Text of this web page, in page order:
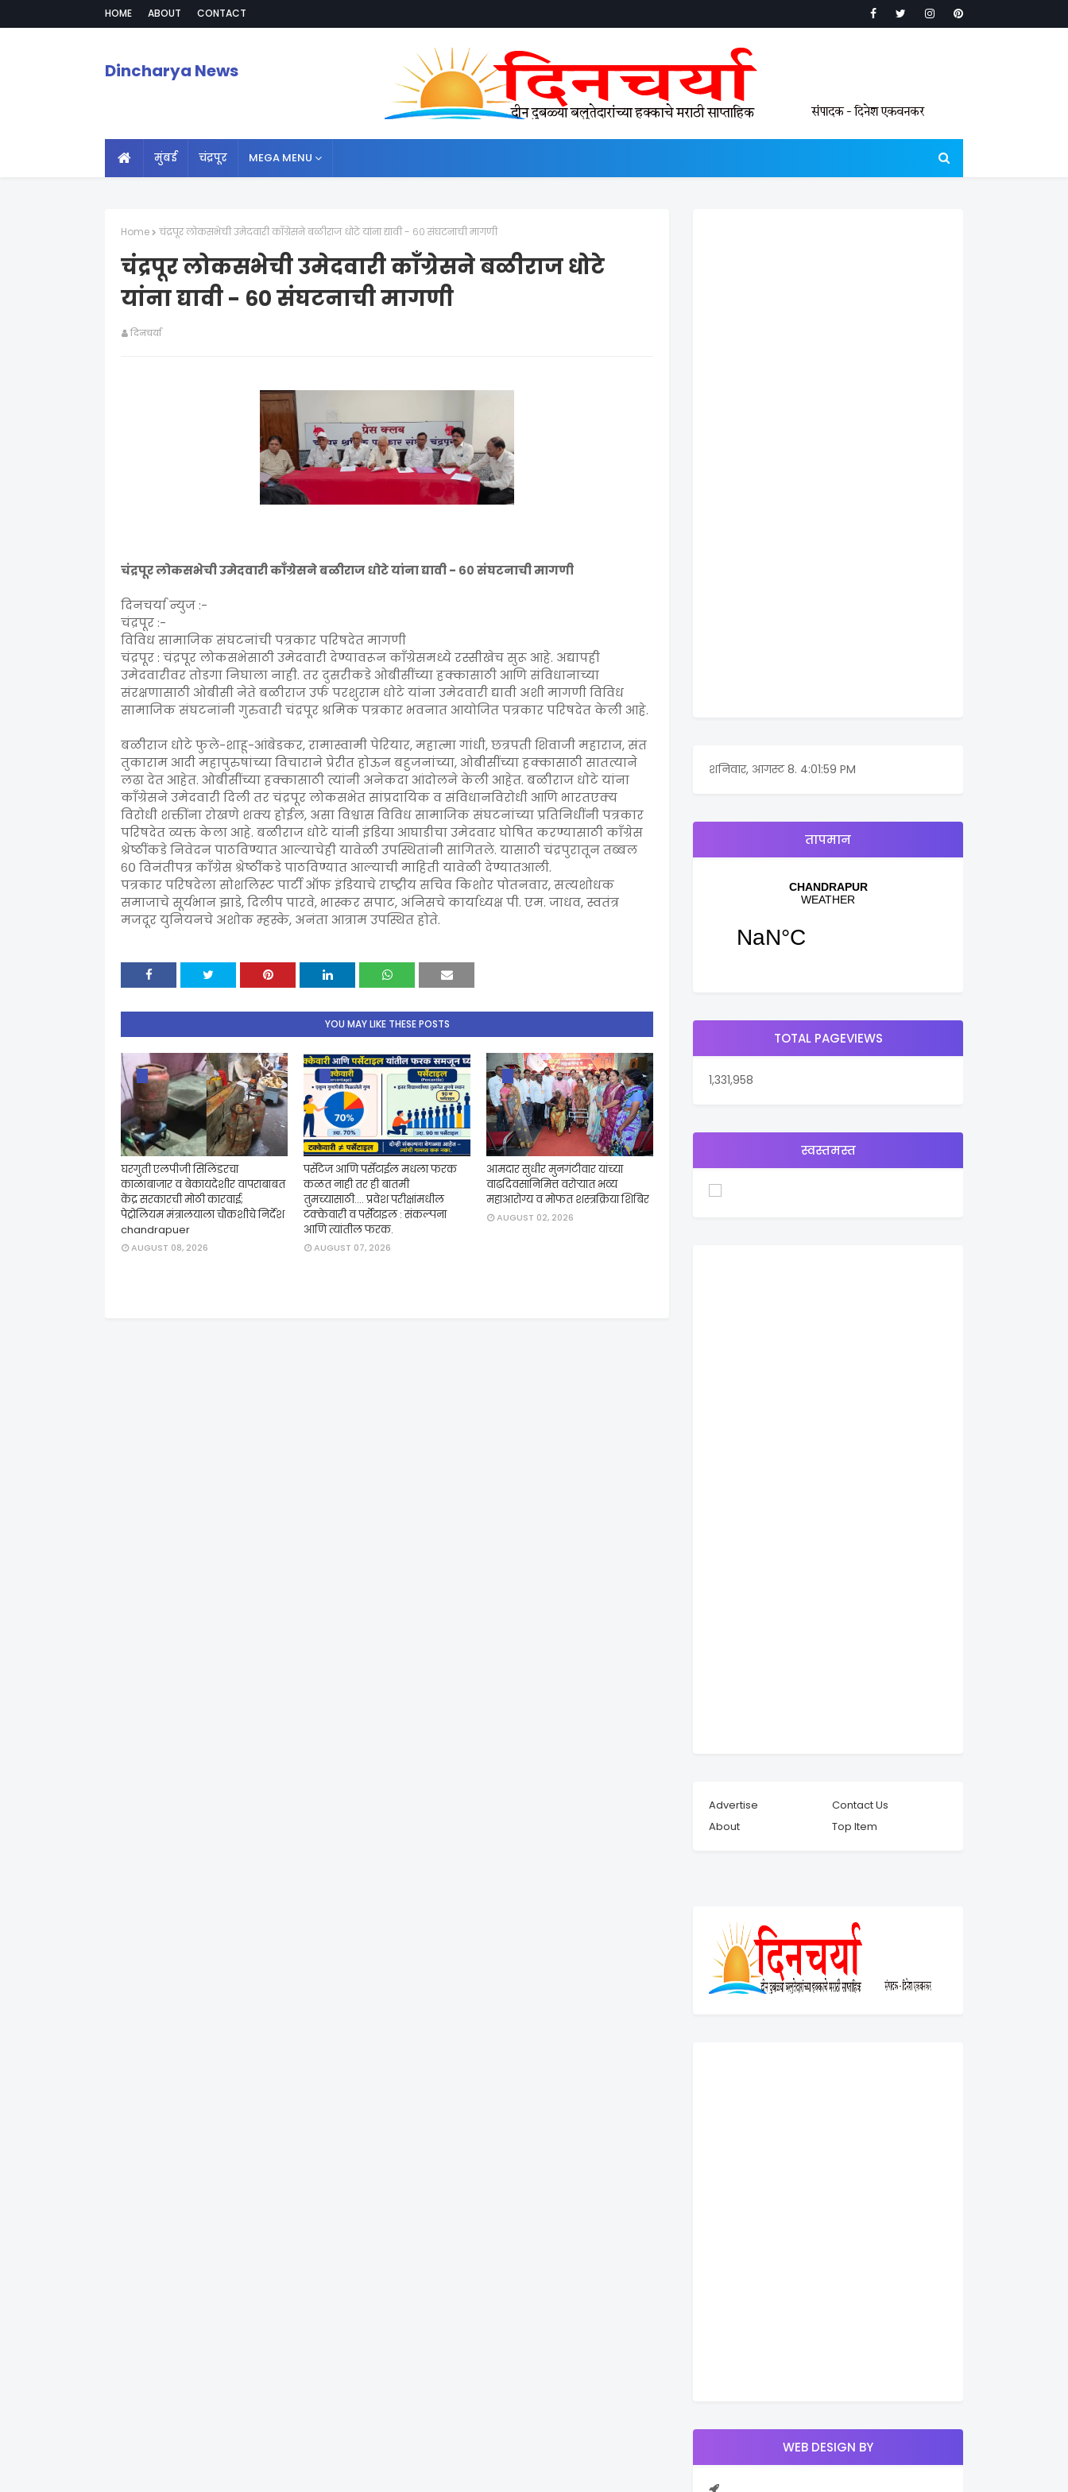
HOME ABOUT CONTACT
Dincharya News
मुंबई चंद्रपूर MEGA MENU
Home चंद्रपूर लोकसभेची उमेदवारी काँग्रेसने बळीराज धोटे यांना द्यावी - ६० संघटनाची मागणी
चंद्रपूर लोकसभेची उमेदवारी काँग्रेसने बळीराज धोटे
यांना द्यावी - ६० संघटनाची मागणी
दिनचर्या
चंद्रपूर लोकसभेची उमेदवारी काँग्रेसने बळीराज धोटे यांना द्यावी - ६० संघटनाची मागणी
दिनचर्या न्युज :-
चंद्रपूर :-
विविध सामाजिक संघटनांची पत्रकार परिषदेत मागणी
चंद्रपूर : चंद्रपूर लोकसभेसाठी उमेदवारी देण्यावरून काँग्रेसमध्ये रस्सीखेच सुरू आहे. अद्यापही
उमेदवारीवर तोडगा निघाला नाही. तर दुसरीकडे ओबीसींच्या हक्कासाठी आणि संविधानाच्या
संरक्षणासाठी ओबीसी नेते बळीराज उर्फ परशुराम धोटे यांना उमेदवारी द्यावी अशी मागणी विविध
सामाजिक संघटनांनी गुरुवारी चंद्रपूर श्रमिक पत्रकार भवनात आयोजित पत्रकार परिषदेत केली आहे.
बळीराज धोटे फुले-शाहू-आंबेडकर, रामास्वामी पेरियार, महात्मा गांधी, छत्रपती शिवाजी महाराज, संत
तुकाराम आदी महापुरुषांच्या विचाराने प्रेरीत होऊन बहुजनांच्या, ओबीसींच्या हक्कासाठी सातत्याने
लढा देत आहेत. ओबीसींच्या हक्कासाठी त्यांनी अनेकदा आंदोलने केली आहेत. बळीराज धोटे यांना
काँग्रेसने उमेदवारी दिली तर चंद्रपूर लोकसभेत सांप्रदायिक व संविधानविरोधी आणि भारतएक्य
विरोधी शक्तींना रोखणे शक्य होईल, असा विश्वास विविध सामाजिक संघटनांच्या प्रतिनिधींनी पत्रकार
परिषदेत व्यक्त केला आहे. बळीराज धोटे यांनी इंडिया आघाडीचा उमेदवार घोषित करण्यासाठी काँग्रेस
श्रेष्ठींकडे निवेदन पाठविण्यात आल्याचेही यावेळी उपस्थितांनी सांगितले. यासाठी चंद्रपुरातून तब्बल
६० विनंतीपत्र काँग्रेस श्रेष्ठींकडे पाठविण्यात आल्याची माहिती यावेळी देण्यातआली.
पत्रकार परिषदेला सोशलिस्ट पार्टी ऑफ इंडियाचे राष्ट्रीय सचिव किशोर पोतनवार, सत्यशोधक
समाजाचे सूर्यभान झाडे, दिलीप पारवे, भास्कर सपाट, अंनिसचे कार्याध्यक्ष पी. एम. जाधव, स्वतंत्र
मजदूर युनियनचे अशोक म्हस्के, अनंता आत्राम उपस्थित होते.
YOU MAY LIKE THESE POSTS
घरगुती एलपीजी सिलिंडरचा
काळाबाजार व बेकायदेशीर वापराबाबत
केंद्र सरकारची मोठी कारवाई;
पेट्रोलियम मंत्रालयाला चौकशीचे निर्देश
chandrapuer
AUGUST 08, 2026
पर्सेंटेज आणि पर्सेंटाईल मधला फरक
कळत नाही तर ही बातमी
तुमच्यासाठी.... प्रवेश परीक्षांमधील
टक्केवारी व पर्सेटाइल : संकल्पना
आणि त्यांतील फरक.
AUGUST 07, 2026
आमदार सुधीर मुनगंटीवार यांच्या
वाढदिवसानिमित्त वरोऱ्यात भव्य
महाआरोग्य व मोफत शस्त्रक्रिया शिबिर
AUGUST 02, 2026
शनिवार, आगस्ट 8. 4:01:59 PM
तापमान
TOTAL PAGEVIEWS
1,331,958
स्वस्तमस्त
Advertise
Contact Us
About
Top Item
WEB DESIGN BY